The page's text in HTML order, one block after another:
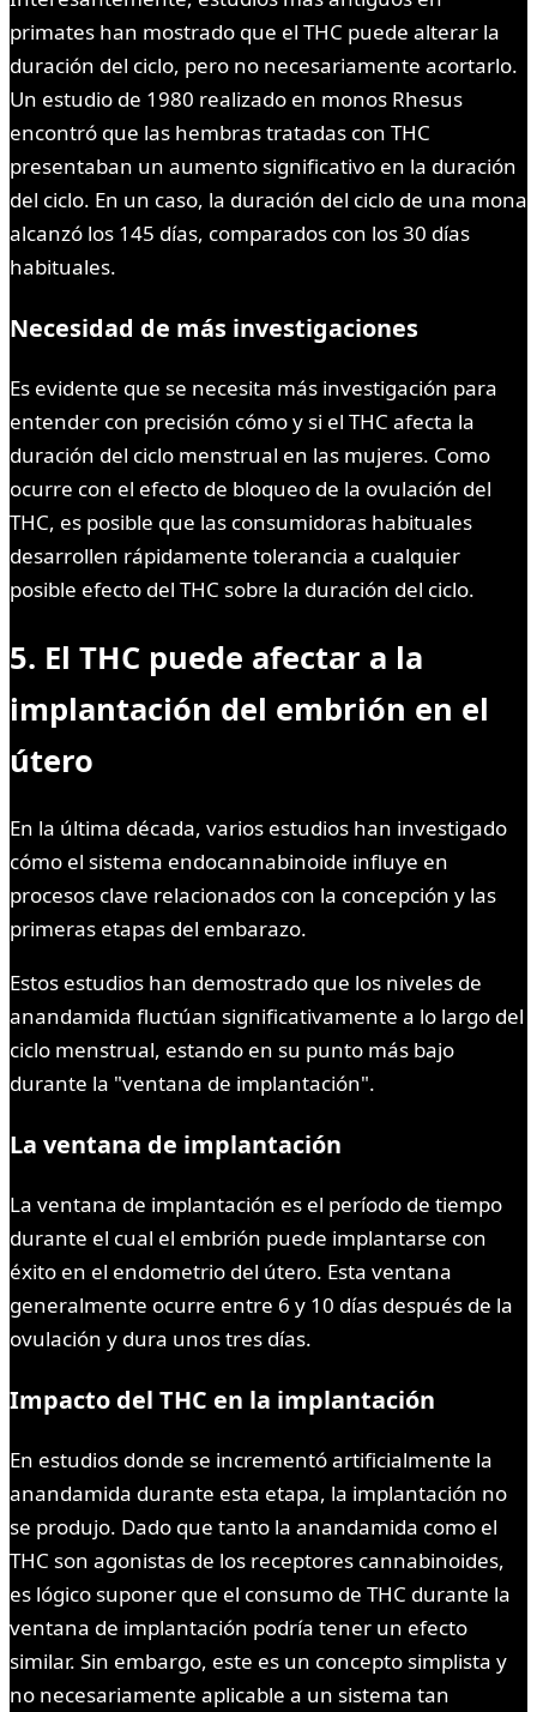
primates han mostrado que el THC puede alterar la
duración del ciclo, pero no necesariamente acortarlo.
Un estudio de 1980 realizado en monos Rhesus
encontró que las hembras tratadas con THC
presentaban un aumento significativo en la duración
del ciclo. En un caso, la duración del ciclo de una mona
alcanzó los 145 días, comparados con los 30 días
habituales.
Necesidad de más investigaciones
Es evidente que se necesita más investigación para
entender con precisión cómo y si el THC afecta la
duración del ciclo menstrual en las mujeres. Como
ocurre con el efecto de bloqueo de la ovulación del
THC, es posible que las consumidoras habituales
desarrollen rápidamente tolerancia a cualquier
posible efecto del THC sobre la duración del ciclo.
5. El THC puede afectar a la
implantación del embrión en el
útero
En la última década, varios estudios han investigado
cómo el sistema endocannabinoide influye en
procesos clave relacionados con la concepción y las
primeras etapas del embarazo.
Estos estudios han demostrado que los niveles de
anandamida fluctúan significativamente a lo largo del
ciclo menstrual, estando en su punto más bajo
durante la "ventana de implantación".
La ventana de implantación
La ventana de implantación es el período de tiempo
durante el cual el embrión puede implantarse con
éxito en el endometrio del útero. Esta ventana
generalmente ocurre entre 6 y 10 días después de la
ovulación y dura unos tres días.
Impacto del THC en la implantación
En estudios donde se incrementó artificialmente la
anandamida durante esta etapa, la implantación no
se produjo. Dado que tanto la anandamida como el
THC son agonistas de los receptores cannabinoides,
es lógico suponer que el consumo de THC durante la
ventana de implantación podría tener un efecto
similar. Sin embargo, este es un concepto simplista y
no necesariamente aplicable a un sistema tan